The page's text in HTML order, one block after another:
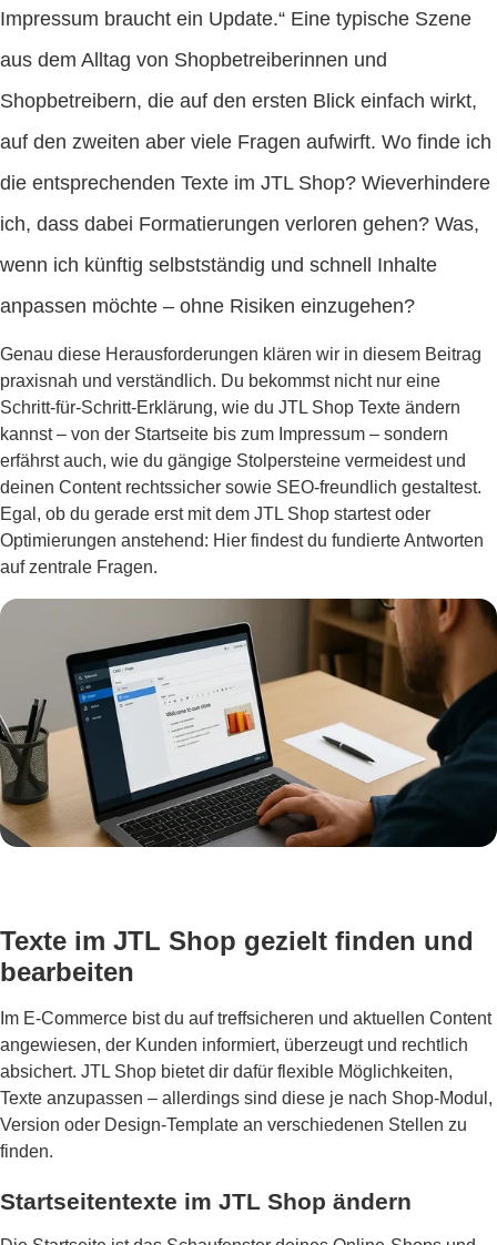
Impressum braucht ein Update.“ Eine typische Szene
aus dem Alltag von Shopbetreiberinnen und
Shopbetreibern, die auf den ersten Blick einfach wirkt,
auf den zweiten aber viele Fragen aufwirft. Wo finde ich
die entsprechenden Texte im JTL Shop? Wieverhindere
ich, dass dabei Formatierungen verloren gehen? Was,
wenn ich künftig selbstständig und schnell Inhalte
anpassen möchte – ohne Risiken einzugehen?
Genau diese Herausforderungen klären wir in diesem Beitrag
praxisnah und verständlich. Du bekommst nicht nur eine
Schritt-für-Schritt-Erklärung, wie du JTL Shop Texte ändern
kannst – von der Startseite bis zum Impressum – sondern
erfährst auch, wie du gängige Stolpersteine vermeidest und
deinen Content rechtssicher sowie SEO-freundlich gestaltest.
Egal, ob du gerade erst mit dem JTL Shop startest oder
Optimierungen anstehend: Hier findest du fundierte Antworten
auf zentrale Fragen.
Texte im JTL Shop gezielt finden und
bearbeiten
Im E-Commerce bist du auf treffsicheren und aktuellen Content
angewiesen, der Kunden informiert, überzeugt und rechtlich
absichert. JTL Shop bietet dir dafür flexible Möglichkeiten,
Texte anzupassen – allerdings sind diese je nach Shop-Modul,
Version oder Design-Template an verschiedenen Stellen zu
finden.
Startseitentexte im JTL Shop ändern